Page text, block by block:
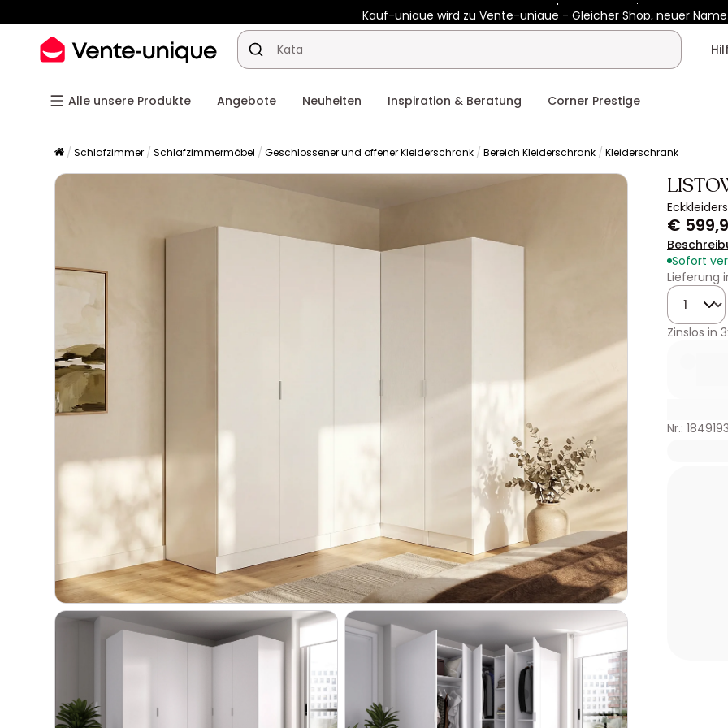
Kauf-unique wird zu Vente-unique - Gleicher Shop, neuer
-10% ab €400 mitHEAT10auf Vente-unique-Produkte Noch:01t
Alle unsere Produkte Angebote Neuheiten Inspiration & Beratung Corner Prestige
Schlafzimmer Schlafzimmermöbel Geschlossener und offener Kleiderschrank Bereich Kleiderschrank Kleiderschrank
€
Sofort
Lieferung
Menge
Zinslos in
Nr.: